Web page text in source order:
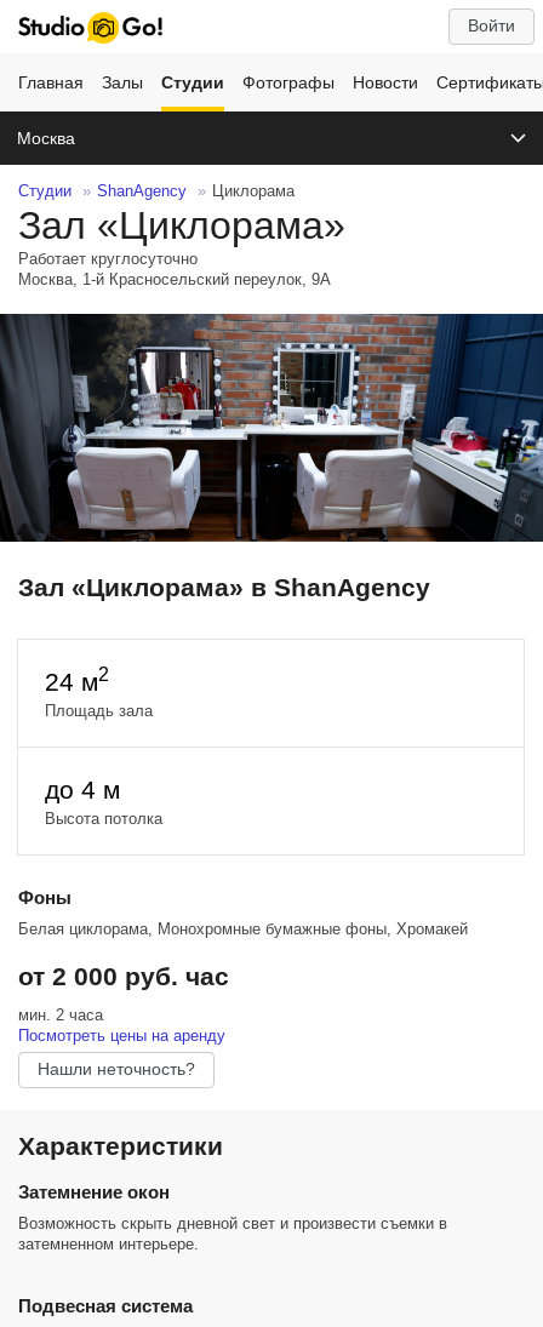
Войти
Главная Залы Студии Фотографы Новости
Москва
Студии ShanAgency Циклорама
Зал «Циклорама»
Работает круглосуточно
Москва, 1-й Красносельский переулок, 9А
Зал «Циклорама» в ShanAgency
24 м2
Площадь зала
до 4 м
Высота потолка
Фоны
Белая циклорама, Монохромные бумажные фоны, Хромакей
от 2 000 руб. час
мин. 2 часа
Посмотреть цены на аренду
Нашли неточность?
Характеристики
Затемнение окон
Возможность скрыть дневной свет и произвести съемки в
затемненном интерьере.
Подвесная система